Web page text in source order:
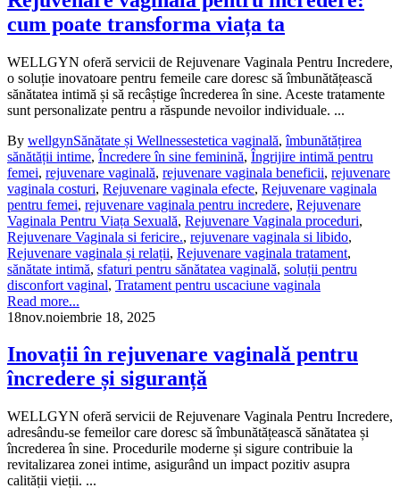
cum poate transforma viața ta
WELLGYN oferă servicii de Rejuvenare Vaginala Pentru Incredere,
o soluție inovatoare pentru femeile care doresc să îmbunătățească
sănătatea intimă și să recâștige încrederea în sine. Aceste tratamente
sunt personalizate pentru a răspunde nevoilor individuale. ...
By wellgynSănătate și Wellnessestetica vaginală,îmbunătățirea
sănătății intime, Încredere în sine feminină, Îngrijire intimă pentru
femei, rejuvenare vaginală, rejuvenare vaginala beneficii, rejuvenare
vaginala costuri, Rejuvenare vaginala efecte, Rejuvenare vaginala
pentru femei, rejuvenare vaginala pentru incredere, Rejuvenare
Vaginala Pentru Viața Sexuală, Rejuvenare Vaginala proceduri,
Rejuvenare Vaginala si fericire., rejuvenare vaginala si libido,
Rejuvenare vaginala și relații, Rejuvenare vaginala tratament,
sănătate intimă, sfaturi pentru sănătatea vaginală, soluții pentru
disconfort vaginal, Tratament pentru uscaciune vaginala
Read more...
18nov.noiembrie 18, 2025
Inovații în rejuvenare vaginală pentru
încredere și siguranță
WELLGYN oferă servicii de Rejuvenare Vaginala Pentru Incredere,
adresându-se femeilor care doresc să îmbunătățească sănătatea și
încrederea în sine. Procedurile moderne și sigure contribuie la
revitalizarea zonei intime, asigurând un impact pozitiv asupra
calității vieții. ...